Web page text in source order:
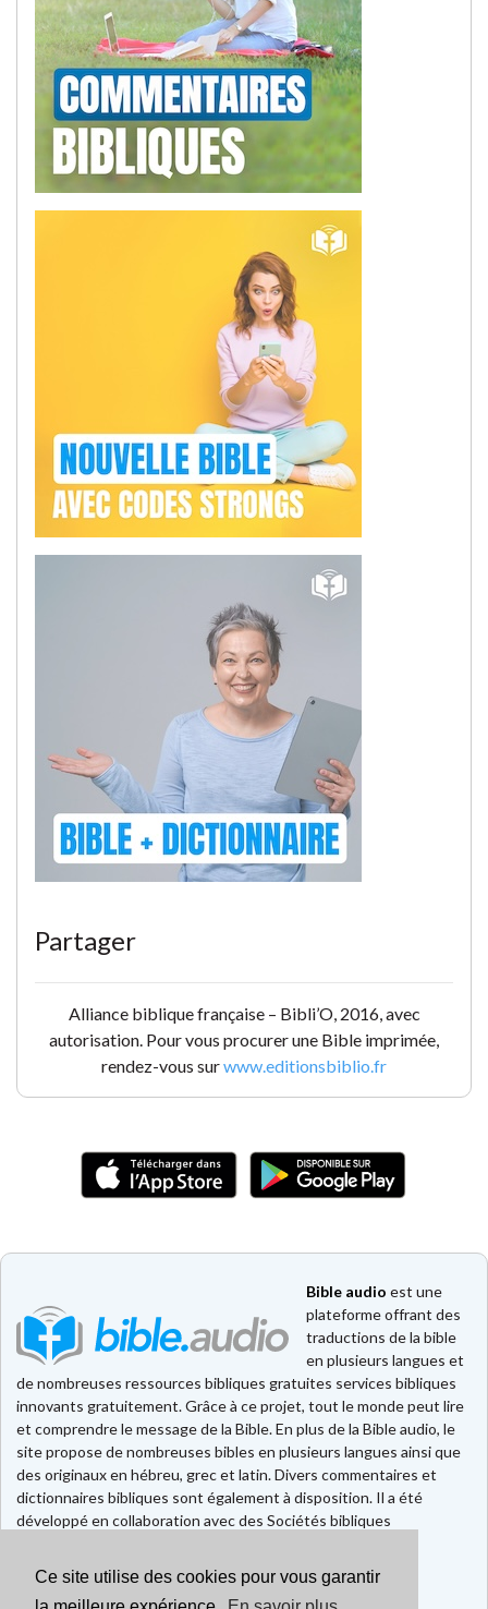
Ce site utilise des cookies pour vous garantir
Partager
Alliance biblique française – Bibli’O, 2016, avec
autorisation. Pour vous procurer une Bible imprimée,
rendez-vous surwww.editionsbiblio.fr
Bible audio est une
plateforme offrant des
traductions de la bible
en plusieurs langues et
de nombreuses ressources bibliques gratuites services bibliques
innovants gratuitement. Grâce à ce projet, tout le monde peut lire
et comprendre le message de la Bible. En plus de la Bible audio, le
site propose de nombreuses bibles en plusieurs langues ainsi que
des originaux en hébreu, grec et latin. Divers commentaires et
dictionnaires bibliques sont également à disposition. Il a été
développé en collaboration avec des Sociétés bibliques
Faire un don